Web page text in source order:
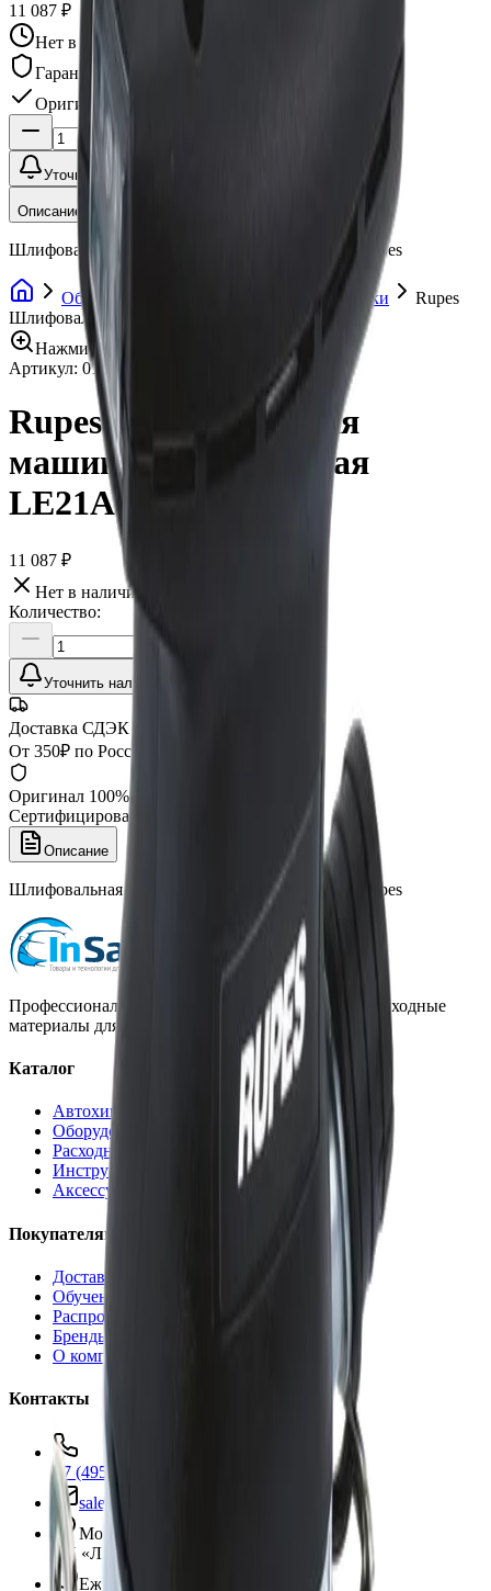
11 087 ₽
Нет в наличии
Гарантия качества
Оригинал
Уточнить наличие
Описание
Шлифовальная машинка орбитальная LE21A, Rupes
Оборудование Шлифовальные машинки
Rupes
Шлифовальная машинка орбитальная LE21A
Нажмите для увеличения
Артикул: 016245
Rupes Шлифовальная
машинка орбитальная
LE21A
11 087 ₽
Нет в наличии
Количество:
Уточнить наличие
Доставка СДЭК
От 350₽ по России
Оригинал 100%
Сертифицированный товар
Описание
Шлифовальная машинка орбитальная LE21A, Rupes
Профессиональная автохимия, оборудование и расходные
материалы для детейлинга.
Каталог
Автохимия
Оборудование
Расходные материалы
Инструменты
Аксессуары
Покупателям
Доставка и оплата
Обучение
Распродажа
Бренды
О компании
Контакты
+7 (495) 135-35-99
sales@insafe.ru
Москва, Люблинская ул., 153.
ТЦ «Люблю Молл», -1 уровень
Ежедневно 10:00 — 19:00